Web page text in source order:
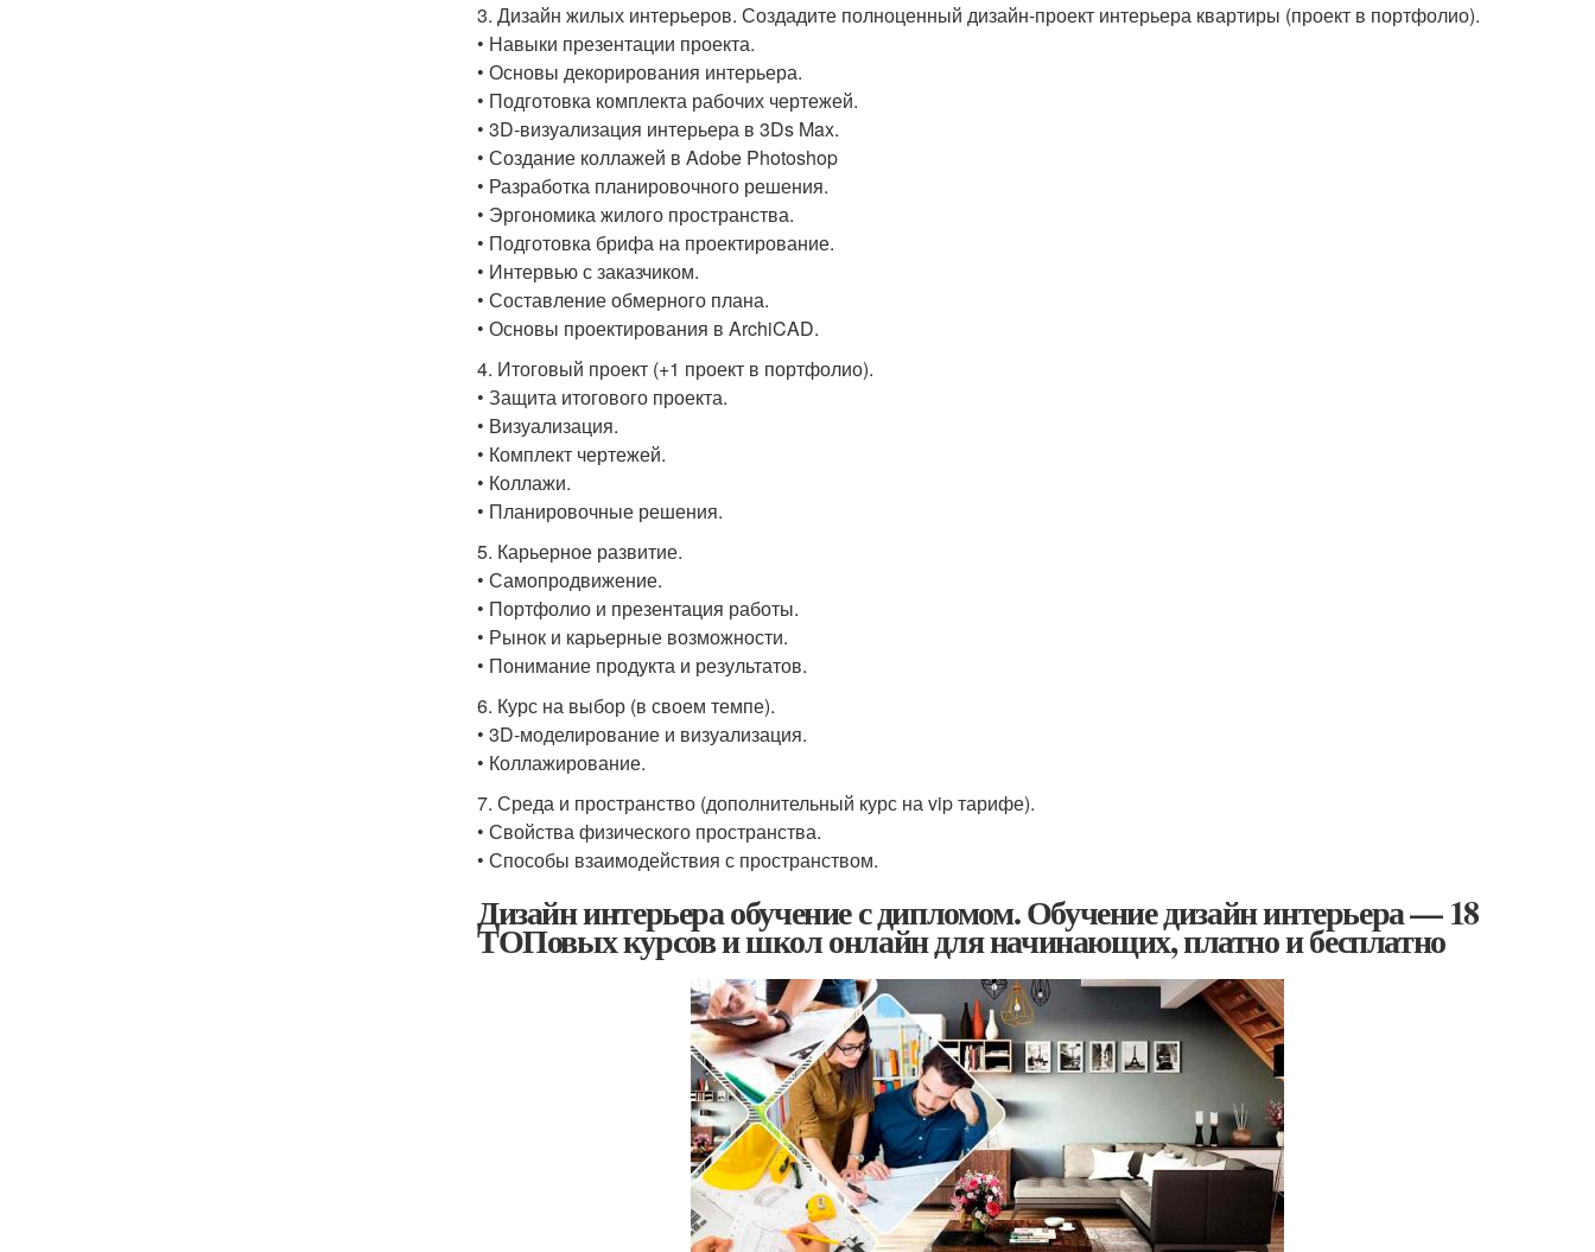
3. Дизайн жилых интерьеров. Создадите полноценный дизайн-проект интерьера квартиры (проект в портфолио).
• Навыки презентации проекта.
• Основы декорирования интерьера.
• Подготовка комплекта рабочих чертежей.
• 3D-визуализация интерьера в 3Ds Max.
• Создание коллажей в Adobe Photoshop
• Разработка планировочного решения.
• Эргономика жилого пространства.
• Подготовка брифа на проектирование.
• Интервью с заказчиком.
• Составление обмерного плана.
• Основы проектирования в ArchiCAD.
4. Итоговый проект (+1 проект в портфолио).
• Защита итогового проекта.
• Визуализация.
• Комплект чертежей.
• Коллажи.
• Планировочные решения.
5. Карьерное развитие.
• Самопродвижение.
• Портфолио и презентация работы.
• Рынок и карьерные возможности.
• Понимание продукта и результатов.
6. Курс на выбор (в своем темпе).
• 3D-моделирование и визуализация.
• Коллажирование.
7. Среда и пространство (дополнительный курс на vip тарифе).
• Свойства физического пространства.
• Способы взаимодействия с пространством.
Дизайн интерьера обучение с дипломом. Обучение дизайн интерьера — 18
ТОПовых курсов и школ онлайн для начинающих, платно и бесплатно